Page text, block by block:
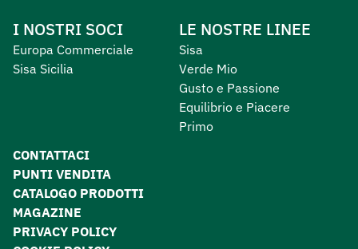
I NOSTRI SOCI
Europa Commerciale
Sisa Sicilia
LE NOSTRE LINEE
Sisa
Verde Mio
Gusto e Passione
Equilibrio e Piacere
Primo
CONTATTACI
PUNTI VENDITA
CATALOGO PRODOTTI
MAGAZINE
PRIVACY POLICY